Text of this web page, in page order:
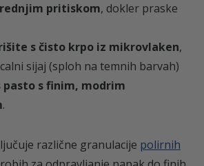
pritiskom, dokler praske
s čisto krpo iz mikrovlaken,
sijaj (sploh na temnih barvah)
s finim, modrim
.
različne granulacije polirnih